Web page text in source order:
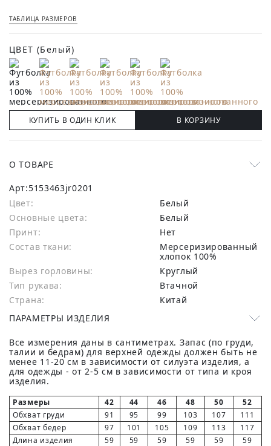
ТАБЛИЦА РАЗМЕРОВ
ЦВЕТ (Белый)
КУПИТЬ В ОДИН КЛИК В КОРЗИНУ
О ТОВАРЕ
Арт:5153463jr0201
Цвет:
Белый
Основные цвета:
белый
Принт:
Нет
Состав ткани:
мерсеризированный
хлопок 100%
Вырез горловины:
Круглый
Тип рукава:
Втачной
Страна:
Китай
ПАРАМЕТРЫ ИЗДЕЛИЯ
Все измерения даны в сантиметрах. Запас (по груди,
талии и бедрам) для верхней одежды должен быть не
менее 11-20 см в зависимости от силуэта изделия, а
для одежды - от 2-5 см в зависимости от типа и кроя
изделия.
Размеры 42 44 46 48 50
52
Обхват груди
91 95 99 103 107
111
Обхват бедер
97 101 105 109 113
117
Длина изделия
59 59 59 59 59
59